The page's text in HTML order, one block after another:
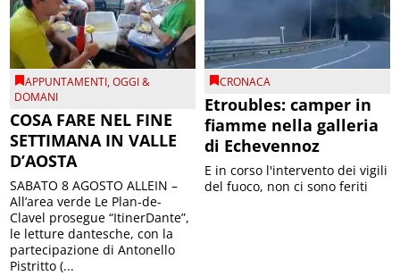
APPUNTAMENTI,OGGI &
DOMANI
COSA FARE NEL FINE
SETTIMANA IN VALLE
D’AOSTA
SABATO 8 AGOSTO ALLEIN –
All’area verde Le Plan-de-
Clavel prosegue “ItinerDante”,
le letture dantesche, con la
partecipazione di Antonello
Pistritto (...
CRONACA
Etroubles: camper in
fiamme nella galleria
di Echevennoz
E in corso l'intervento dei vigili
del fuoco, non ci sono feriti